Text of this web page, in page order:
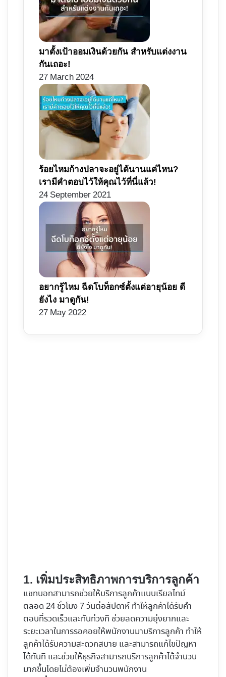
มาตั้งเป้าออมเงินด้วยกัน สำหรับแต่งงาน
กันเถอะ!
27 March 2024
ร้อยไหมก้างปลาจะอยู่ได้นานแค่ไหน?
เรามีคำตอบไว้ให้คุณไว้ที่นี่แล้ว!
24 September 2021
อยากรู้ไหม ฉีดโบท็อกซ์ตั้งแต่อายุน้อย ดี
ยังไง มาดูกัน!
27 May 2022
1. เพิ่มประสิทธิภาพการบริการลูกค้า
แชทบอทสามารถช่วยให้บริการลูกค้าแบบเรียลไทม์
ตลอด 24 ชั่วโมง 7 วันต่อสัปดาห์ ทำให้ลูกค้าได้รับคำ
ตอบที่รวดเร็วและทันท่วงที ช่วยลดความยุ่งยากและ
ระยะเวลาในการรอคอยให้พนักงานมาบริการลูกค้า ทำให้
ลูกค้าได้รับความสะดวกสบาย และสามารถแก้ไขปัญหา
ได้ทันที และช่วยให้ธุรกิจสามารถบริการลูกค้าได้จำนวน
มากขึ้นโดยไม่ต้องเพิ่มจำนวนพนักงาน